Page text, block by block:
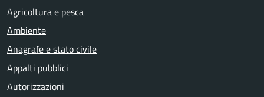
Agricoltura e pesca
Ambiente
Anagrafe e stato civile
Appalti pubblici
Autorizzazioni